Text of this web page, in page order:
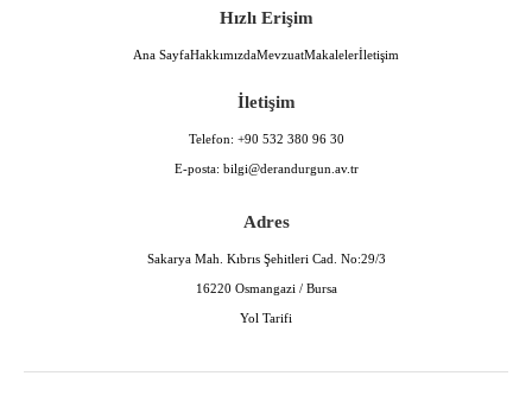
Hızlı Erişim
Ana SayfaHakkımızdaMevzuatMakalelerİletişim
İletişim
Telefon: +90 532 380 96 30
E-posta: bilgi@derandurgun.av.tr
Adres
Sakarya Mah. Kıbrıs Şehitleri Cad. No:29/3
16220 Osmangazi / Bursa
Yol Tarifi